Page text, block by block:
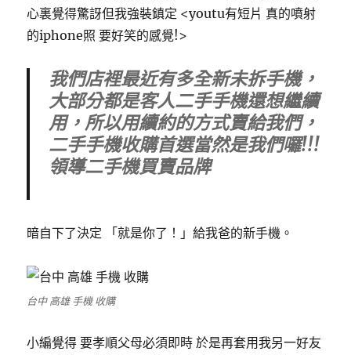
心裏覺得驚訝但我強裝鎮定 <youtu有短片 真的噴射
的iphone照 要好笑的感覺!>
我們店裡最近有多全新未拆手機，
大部分都是客人二手手機還想繼續
用，所以用續約的方式賣給我們，
二手手機收購首選當然是我們囉!!!
領導二手機買賣品牌
暗自下了決定 「就是你了！」給我爸的新手機。
台中 高雄 手機 收購
小編覺得 要孝順父母必須即時 於是再套用我另一好友